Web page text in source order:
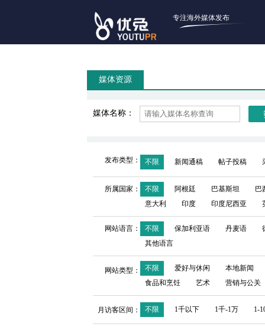
专注海外媒体发布
媒体资源
媒体名称：
发布类型： 不限 新闻通稿 帖子投稿
所属国家： 不限 阿根廷 巴基斯坦
巴
意大利
印度 印度尼西亚
网站语言： 不限 保加利亚语 丹麦语
其他语言
网站类型： 不限 爱好与休闲
本地新闻
食品和烹饪
艺术 营销与公关
月访客区间： 不限 1千以下 1千-1万 1-